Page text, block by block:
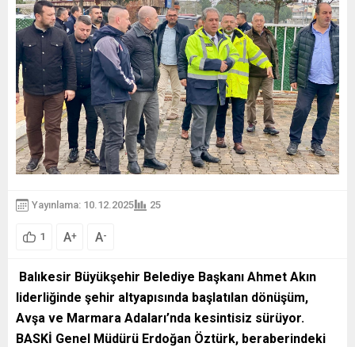
Yayınlama: 10.12.2025 25
1 A+ A-
Balıkesir Büyükşehir Belediye Başkanı Ahmet Akın
liderliğinde şehir altyapısında başlatılan dönüşüm,
Avşa ve Marmara Adaları’nda kesintisiz sürüyor.
BASKİ Genel Müdürü Erdoğan Öztürk, beraberindeki